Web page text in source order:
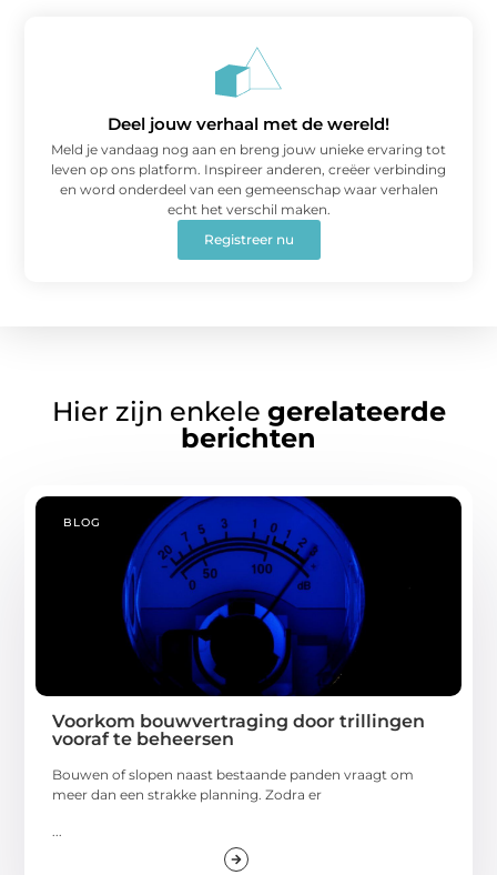
Deel jouw verhaal met de wereld!
Meld je vandaag nog aan en breng jouw unieke ervaring tot
leven op ons platform. Inspireer anderen, creëer verbinding
en word onderdeel van een gemeenschap waar verhalen
echt het verschil maken.
Registreer nu
Hier zijn enkele gerelateerde
berichten
BLOG
Voorkom bouwvertraging door trillingen
vooraf te beheersen
Bouwen of slopen naast bestaande panden vraagt om
meer dan een strakke planning. Zodra er